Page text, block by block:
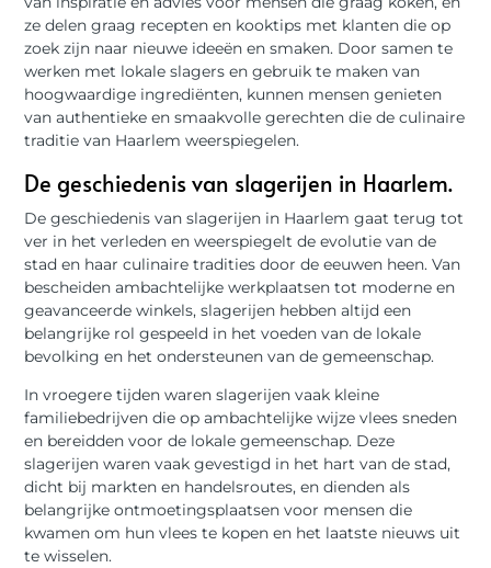
ze delen graag recepten en kooktips met klanten die op
zoek zijn naar nieuwe ideeën en smaken. Door samen te
werken met lokale slagers en gebruik te maken van
hoogwaardige ingrediënten, kunnen mensen genieten
van authentieke en smaakvolle gerechten die de culinaire
traditie van Haarlem weerspiegelen.
De geschiedenis van slagerijen in Haarlem.
De geschiedenis van slagerijen in Haarlem gaat terug tot
ver in het verleden en weerspiegelt de evolutie van de
stad en haar culinaire tradities door de eeuwen heen. Van
bescheiden ambachtelijke werkplaatsen tot moderne en
geavanceerde winkels, slagerijen hebben altijd een
belangrijke rol gespeeld in het voeden van de lokale
bevolking en het ondersteunen van de gemeenschap.
In vroegere tijden waren slagerijen vaak kleine
familiebedrijven die op ambachtelijke wijze vlees sneden
en bereidden voor de lokale gemeenschap. Deze
slagerijen waren vaak gevestigd in het hart van de stad,
dicht bij markten en handelsroutes, en dienden als
belangrijke ontmoetingsplaatsen voor mensen die
kwamen om hun vlees te kopen en het laatste nieuws uit
te wisselen.